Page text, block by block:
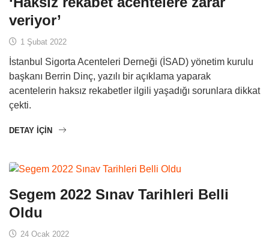
veriyor’
1 Şubat 2022
İstanbul Sigorta Acenteleri Derneği (İSAD) yönetim kurulu
başkanı Berrin Dinç, yazılı bir açıklama yaparak
acentelerin haksız rekabetler ilgili yaşadığı sorunlara dikkat
çekti.
DETAY IÇIN
Segem 2022 Sınav Tarihleri Belli
Oldu
24 Ocak 2022